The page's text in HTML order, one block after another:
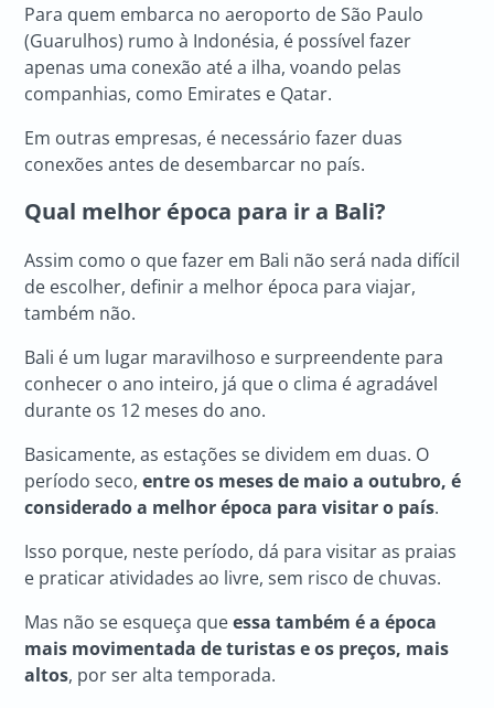
Para quem embarca no aeroporto de São Paulo
(Guarulhos) rumo à Indonésia, é possível fazer
apenas uma conexão até a ilha, voando pelas
companhias, como Emirates e Qatar.
Em outras empresas, é necessário fazer duas
conexões antes de desembarcar no país.
Qual melhor época para ir a Bali?
Assim como o que fazer em Bali não será nada difícil
de escolher, definir a melhor época para viajar,
também não.
Bali é um lugar maravilhoso e surpreendente para
conhecer o ano inteiro, já que o clima é agradável
durante os 12 meses do ano.
Basicamente, as estações se dividem em duas. O
período seco,entre os meses de maio a outubro, é
considerado a melhor época para visitar o país.
Isso porque, neste período, dá para visitar as praias
e praticar atividades ao livre, sem risco de chuvas.
Mas não se esqueça queessa também é a época
mais movimentada de turistas e os preços, mais
altos, por ser alta temporada.